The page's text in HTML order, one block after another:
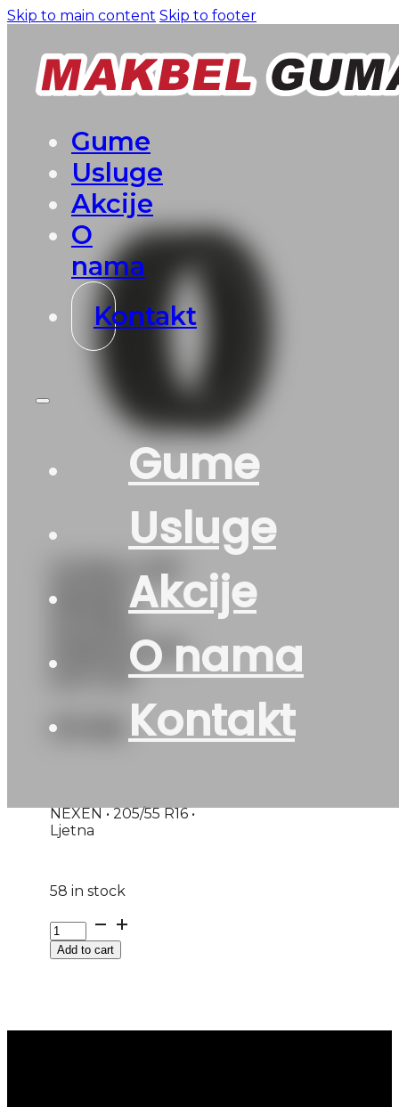
Skip to main content Skip to footer
Gume
Usluge
Akcije
O
nama
Kontakt
Gume
Usluge
Akcije
O nama
Kontakt
GUMA LJ/P
NEXEN
PRIMUS 91V
DOT:25
117
NEXEN • 205/55 R16 •
Ljetna
58 in stock
GUMA
LJ/P
NEXEN
Add to cart